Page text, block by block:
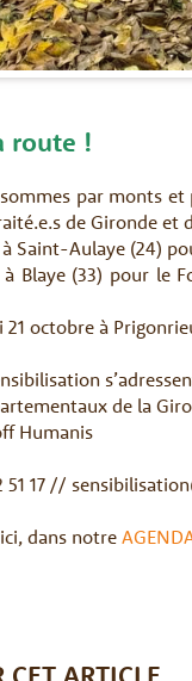
route !
par monts
de Gironde et
Saint-Aulaye (24)
à Blaye (33) pour le
21 octobre à
de la
Humanis
51 17 //
dans notre